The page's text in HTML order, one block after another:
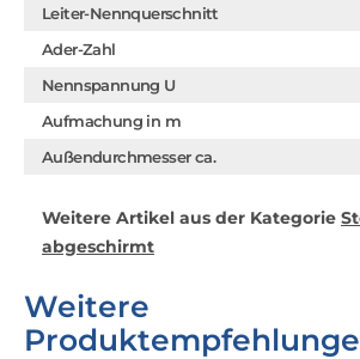
Leiter-Nennquerschnitt
Ader-Zahl
Nennspannung U
Aufmachung in m
Außendurchmesser ca.
Weitere Artikel aus der Kategorie
abgeschirmt
Weitere